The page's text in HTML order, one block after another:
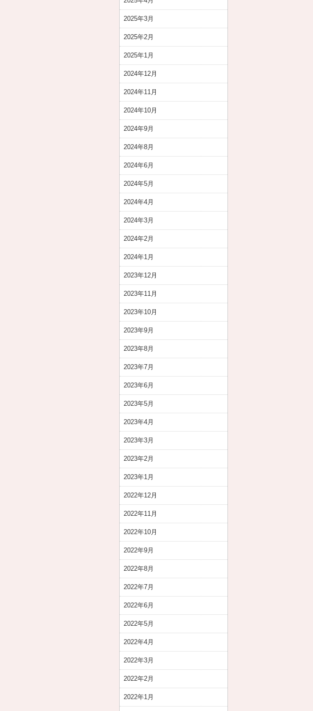
2025年3月
2025年2月
2025年1月
2024年12月
2024年11月
2024年10月
2024年9月
2024年8月
2024年6月
2024年5月
2024年4月
2024年3月
2024年2月
2024年1月
2023年12月
2023年11月
2023年10月
2023年9月
2023年8月
2023年7月
2023年6月
2023年5月
2023年4月
2023年3月
2023年2月
2023年1月
2022年12月
2022年11月
2022年10月
2022年9月
2022年8月
2022年7月
2022年6月
2022年5月
2022年4月
2022年3月
2022年2月
2022年1月